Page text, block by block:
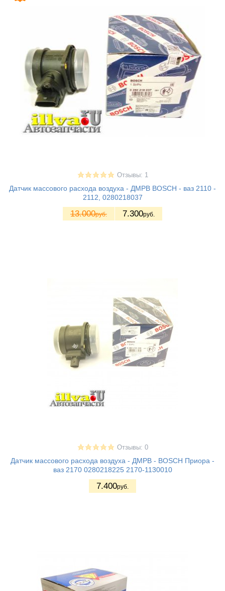
Отзывы: 1
Датчик массового расхода воздуха - ДМРВ BOSCH - ваз 2110 -
2112, 0280218037
13.000руб. 7.300руб.
Отзывы: 0
Датчик массового расхода воздуха - ДМРВ - BOSCH Приора -
ваз 2170 0280218225 2170-1130010
7.400руб.